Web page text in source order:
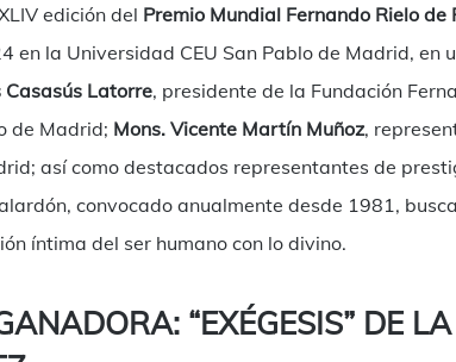
edición del Premio Mundial Fernando Rielo de
en la Universidad CEU San Pablo de Madrid, en
Casasús Latorre, presidente de la Fundación
de Madrid; Mons. Vicente Martín Muñoz,
así como destacados representantes de
convocado anualmente desde 1981,
íntima del ser humano con lo divino.
“EXÉGESIS” DE